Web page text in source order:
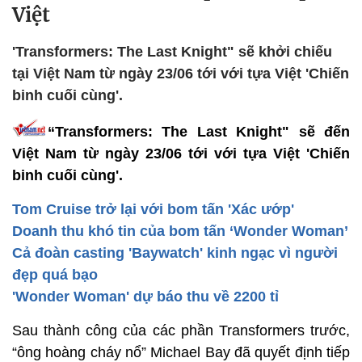
Việt
'Transformers: The Last Knight" sẽ khởi chiếu
tại Việt Nam từ ngày 23/06 tới với tựa Việt 'Chiến
binh cuối cùng'.
“Transformers: The Last Knight" sẽ đến
Việt Nam từ ngày 23/06 tới với tựa Việt 'Chiến
binh cuối cùng'.
Tom Cruise trở lại với bom tấn 'Xác ướp'
Doanh thu khó tin của bom tấn ‘Wonder Woman’
Cả đoàn casting 'Baywatch' kinh ngạc vì người
đẹp quá bạo
'Wonder Woman' dự báo thu về 2200 tỉ
Sau thành công của các phần Transformers trước,
“ông hoàng cháy nổ” Michael Bay đã quyết định tiếp